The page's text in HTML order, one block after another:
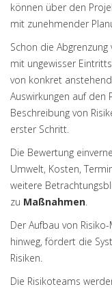
können über den
mit zunehmender
Schon die
mit ungewisser
von konkret
Auswirkungen auf den
Beschreibung von
erster Schritt.
Die Bewertung
Umwelt, Kosten,
weitere
zu Maßnahmen.
Der Aufbau von
hinweg, fördert die
Risiken.
Die Risikoteams